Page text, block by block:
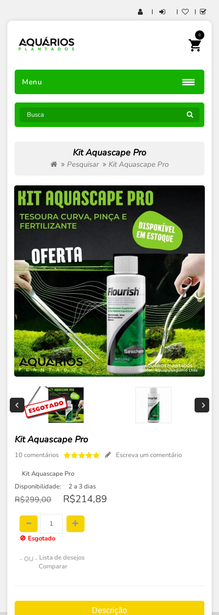
0
Menu
Kit Aquascape Pro
Pesquisar Kit Aquascape Pro
Kit Aquascape Pro
10 comentários Escreva um comentário
Kit Aquascape Pro
Disponibilidade:
2 a 3 dias
R$299,00 R$214,89
🚫 Esgotado
- OU - Lista de desejos
Comparar
Descrição